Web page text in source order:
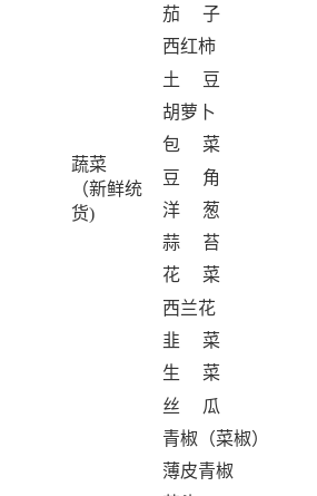
蔬菜
（新鲜统
货)
茄 子
西红柿
土 豆
胡萝卜
包 菜
豆 角
洋 葱
蒜 苔
花 菜
西兰花
韭 菜
生 菜
丝 瓜
青椒（菜椒）
薄皮青椒